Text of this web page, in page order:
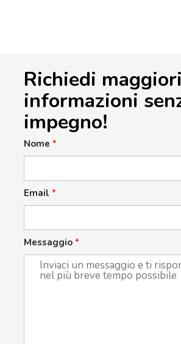
Richiedi maggiori
informazioni
impegno!
Nome *
Email *
Messaggio *